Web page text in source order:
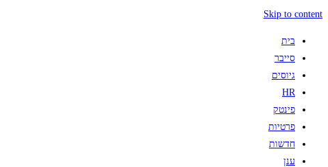
Skip to content
בית
סייבר
גיוסים
HR
פינטק
פרטיות
חדשות
ענן